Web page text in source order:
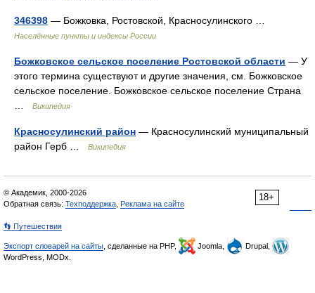
346398 — Божковка, Ростовской, Красносулинского …
Населённые пункты и индексы России
Божковское сельское поселение Ростовской области — У
этого термина существуют и другие значения, см. Божковское
сельское поселение. Божковское сельское поселение Страна
Википедия
Красносулинский район — Красносулинский муниципальный
район Герб …
Википедия
18+
© Академик, 2000-2026
Обратная связь: Техподдержка Реклама на сайте
👣 Путешествия
Экспорт словарей на сайты , сделанные на PHP, Joomla,
Drupal,
WordPress, MODx.